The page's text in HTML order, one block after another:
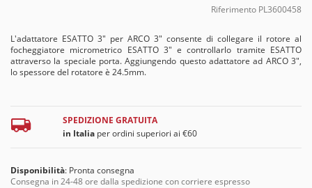
Riferimento PL3600458
L'adattatore ESATTO 3" per ARCO 3" consente di collegare il rotore al
focheggiatore micrometrico ESATTO 3" e controllarlo tramite ESATTO
attraverso la speciale porta. Aggiungendo questo adattatore ad ARCO 3",
lo spessore del rotatore è 24.5mm.
SPEDIZIONE GRATUITA
in Italiaper ordini superiori ai €60
Disponibilità: Pronta consegna
Consegna in 24-48 ore dalla spedizione con corriere espresso